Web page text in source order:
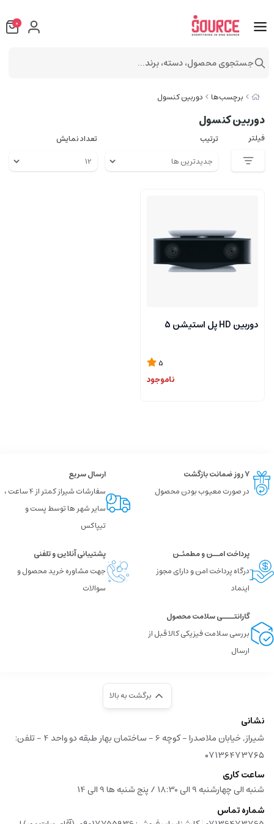
برچسب‌ها دوربین کنسول
دوربین کنسول
فیلتر ترتیب تعداد نمایش
دوربین HD پل استیشن 5
5
ناموجود
۷ روز ضمانت بازگشت
در صورت معیوب بودن محصول
ارسال سریع
سفارشات شیراز کمتر از 4 ساعت ،
سایر شهر ها توسط پست و
تیپاکس
پرداخت امــن و مطمئـن
درگاه پرداخت امن و دارای مجوز
اینماد
پشتیبانی آنلاین و تلفنی
جهت مشاوره خرید محصول و
سوالات
گارانتــــی سلامت محصول
بررسی سلامت فیزیکی کالا قبل از
ارسال
برگشت به بالا
نشانی
شیراز, خیابان ملاصدرا - کوچه 6 - ساختمان بهار طبقه دو واحد 4 - تلفن:
۰۷۱۳۶۴۷۳۷۶۵
ساعت کاری
شنبه الی چهارشنبه 9 الی 18:30 / پنج شنبه ها 9 الی 14
شماره تماس
0
جستجوی محصول، دسته، برند...